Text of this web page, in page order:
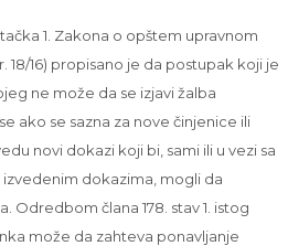
1. Zakona o opštem upravnom
18/16) propisano je da postupak koji je
ne može da se izjavi žalba
ako se sazna za nove činjenice ili
novi dokazi koji bi, sami ili u vezi sa
dokazima, mogli da
Odredbom člana 178. stav 1. istog
može da zahteva ponavljanje